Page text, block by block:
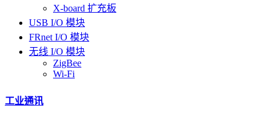
X-board 扩充板
USB I/O 模块
FRnet I/O 模块
无线 I/O 模块
ZigBee
Wi-Fi
工业通讯